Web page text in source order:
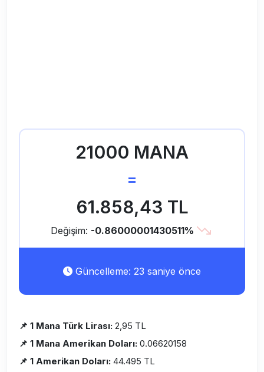
21000 MANA
=
61.858,43 TL
Değişim: -0.86000001430511%
Güncelleme: 23 saniye önce
📌 1 Mana Türk Lirası: 2,95 TL
📌 1 Mana Amerikan Doları: 0.06620158
📌 1 Amerikan Doları: 44.495 TL